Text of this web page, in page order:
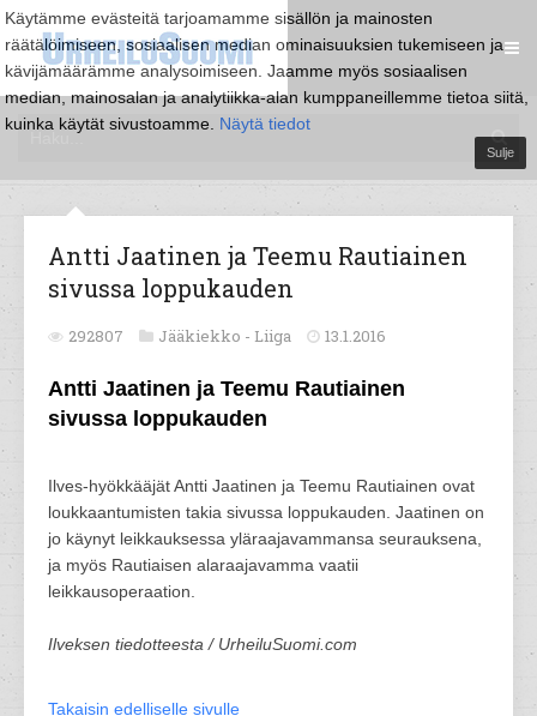
Käytämme evästeitä tarjoamamme sisällön ja mainosten
räätälöimiseen, sosiaalisen median ominaisuuksien tukemiseen ja
kävijämäärämme analysoimiseen. Jaamme myös sosiaalisen
median, mainosalan ja analytiikka-alan kumppaneillemme tietoa siitä,
kuinka käytät sivustoamme. Näytä tiedot
Sulje
Antti Jaatinen ja Teemu Rautiainen
sivussa loppukauden
292807 Jääkiekko - Liiga 13.1.2016
Antti Jaatinen ja Teemu Rautiainen
sivussa loppukauden
Ilves-hyökkääjät Antti Jaatinen ja Teemu Rautiainen ovat
loukkaantumisten takia sivussa loppukauden. Jaatinen on
jo käynyt leikkauksessa yläraajavammansa seurauksena,
ja myös Rautiaisen alaraajavamma vaatii
leikkausoperaation.
Ilveksen tiedotteesta / UrheiluSuomi.com
Takaisin edelliselle sivulle